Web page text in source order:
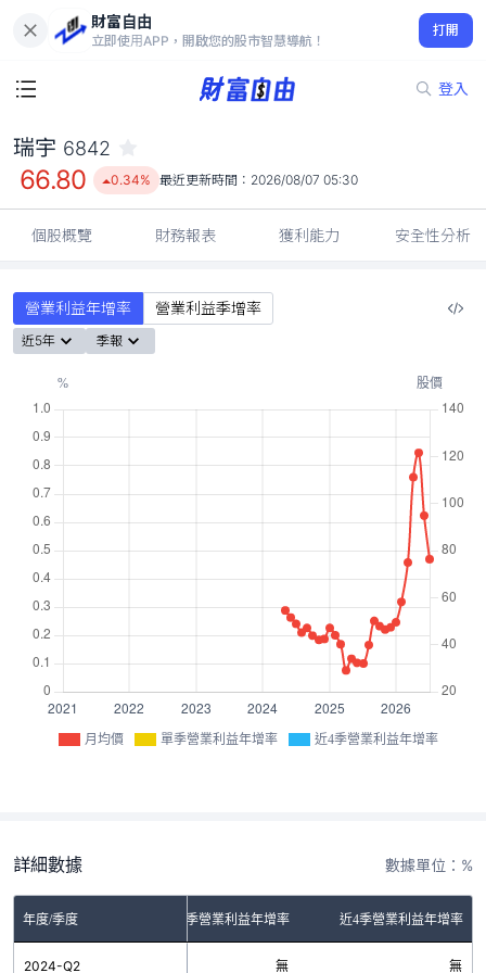
財富自由
立即使用APP，開啟您的股市智慧導航！
打開
登入
66.80
0.34%
瑞宇 6842
66.80 0.34% 最近更新時間： 2026/08/07 05:30
個股概覽 財務報表 獲利能力 安全性分析
營業利益年增率 營業利益季增率
近5年 季報
月均價 單季營業利益年增率 近4季營業利益年增率
詳細數據 數據單位：%
年度/季度 單季營業利益年增率 近4季營業利益年增率
2024-Q2 無 無